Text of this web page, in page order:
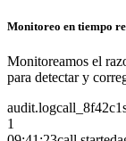
Monitoreo en tiempo
Monitoreamos el
para detectar y
audit.logcall_8f42c1
1